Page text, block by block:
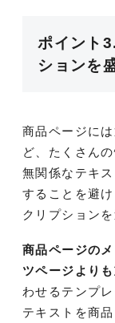
ポイント
ションを
商品ページに
ど、たくさん
無関係なテキ
することを避
クリプション
商品ページの
ツページよりも
わせるテンプ
テキストを商